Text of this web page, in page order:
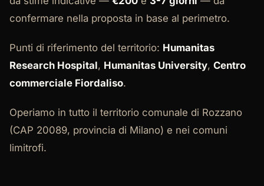
confermare nella proposta in base al perimetro.
Punti di riferimento del territorio: Humanitas
Research Hospital, Humanitas University, Centro
commerciale Fiordaliso.
Operiamo in tutto il territorio comunale di Rozzano
(CAP 20089, provincia di Milano) e nei comuni
limitrofi.